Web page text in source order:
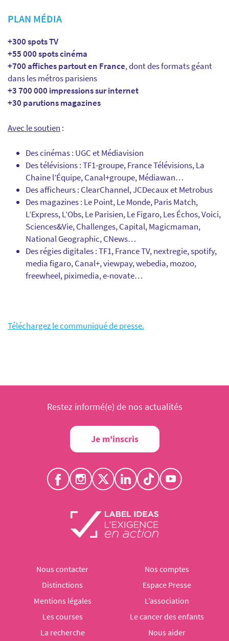
PLAN MÉDIA
+300 spots TV
+55 000 spots cinéma
+700 affiches partout en France, dont des formats géant
dans les métros parisiens
+3 700 000 impressions sur internet
+30 parutions magazines
Avec le soutien :
Des cinémas : UGC et Médiavision
Des télévisions : TF1-groupe, France Télévisions, La
Chaine l’Équipe, Canal+groupe, Médiawan…
Des afficheurs : ClearChannel, JCDecaux et Metrobus
Des magazines : Le Point, Le Monde, Paris Match,
L’Express, L’Obs, Le Parisien, Le Figaro, Les Échos, Voici,
Sciences&Vie, Challenges, Capital, Magicmaman,
National Geographic, CNews…
Des régies digitales : TF1, France TV, nextregie, spotify,
media figaro, Canal+, viewpay, webedia, mozoo,
freewheel, piximedia, e-novate…
Téléchargez le communiqué de presse.
Restez informé(e) de nos actualités
Je m'inscris
Nous contacter
Nos comptes
Distinctions
Espace Presse
Mentions légales
L’association
Les courses
Le cancer des enfants
La recherche
Nous aider